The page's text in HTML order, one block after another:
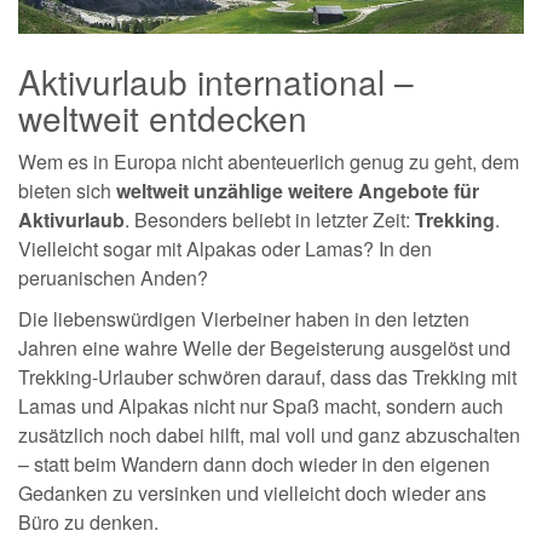
Aktivurlaub international –
weltweit entdecken
Wem es in Europa nicht abenteuerlich genug zu geht, dem
bieten sich weltweit unzählige weitere Angebote für
Aktivurlaub. Besonders beliebt in letzter Zeit: Trekking.
Vielleicht sogar mit Alpakas oder Lamas? In den
peruanischen Anden?
Die liebenswürdigen Vierbeiner haben in den letzten
Jahren eine wahre Welle der Begeisterung ausgelöst und
Trekking-Urlauber schwören darauf, dass das Trekking mit
Lamas und Alpakas nicht nur Spaß macht, sondern auch
zusätzlich noch dabei hilft, mal voll und ganz abzuschalten
– statt beim Wandern dann doch wieder in den eigenen
Gedanken zu versinken und vielleicht doch wieder ans
Büro zu denken.